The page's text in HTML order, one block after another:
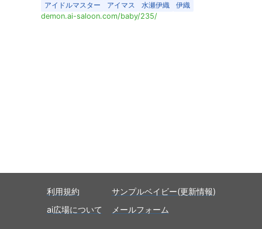
アイドルマスター アイマス 水瀬伊織
伊織
demon.ai-saloon.com/baby/235/
利用規約
ai広場について
サンプルベイビー(更新情報)
メールフォーム